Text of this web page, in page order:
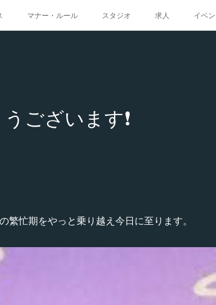
マナー・ルール スタジオ 求人 イベン
ございます❗️
忙期をやっと乗り越え今日に至ります。